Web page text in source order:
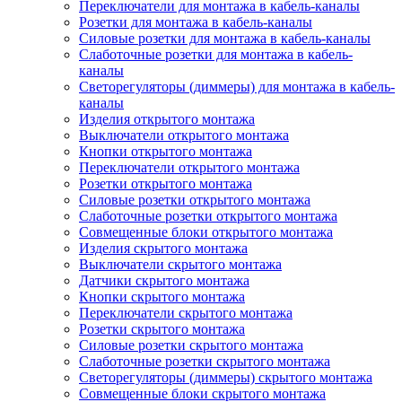
Переключатели для монтажа в кабель-каналы
Розетки для монтажа в кабель-каналы
Силовые розетки для монтажа в кабель-каналы
Слаботочные розетки для монтажа в кабель-
каналы
Светорегуляторы (диммеры) для монтажа в кабель-
каналы
Изделия открытого монтажа
Выключатели открытого монтажа
Кнопки открытого монтажа
Переключатели открытого монтажа
Розетки открытого монтажа
Силовые розетки открытого монтажа
Слаботочные розетки открытого монтажа
Совмещенные блоки открытого монтажа
Изделия скрытого монтажа
Выключатели скрытого монтажа
Датчики скрытого монтажа
Кнопки скрытого монтажа
Переключатели скрытого монтажа
Розетки скрытого монтажа
Силовые розетки скрытого монтажа
Слаботочные розетки скрытого монтажа
Светорегуляторы (диммеры) скрытого монтажа
Совмещенные блоки скрытого монтажа